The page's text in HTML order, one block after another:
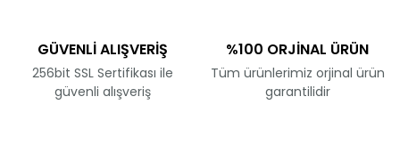
GÜVENLİ ALIŞVERİŞ
256bit SSL Sertifikası ile
güvenli alışveriş
%100 ORJİNAL ÜRÜN
Tüm ürünlerimiz orjinal ürün
garantilidir